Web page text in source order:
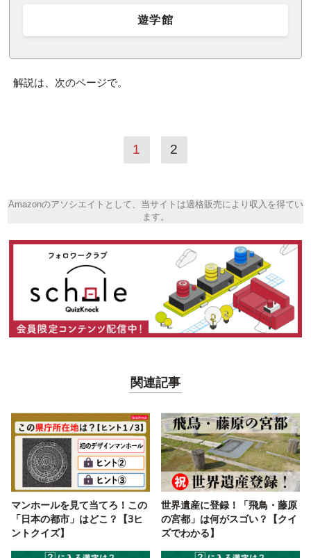
遊学館
解説は、次のページで。
1 2
Amazonのアソシエイトとして、当サイトは適格販売により収入を得てい
ます。
関連記事
マンホールを見て当てろ！この
「日本の都市」はどこ？【3ヒ
ントクイズ】
世界遺産に登録！「飛鳥・藤原
の宮都」は何がスゴい？【クイ
ズでわかる】